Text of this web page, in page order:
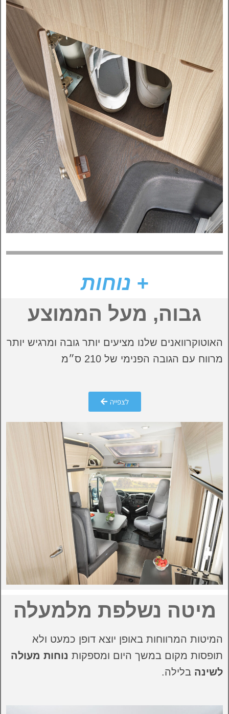
+ נוחות
גבוה, מעל הממוצע
האוטוקרוואנים שלנו מציעים יותר גובה ומרגיש יותר
מרווח עם הגובה הפנימי של 210 ס״מ
לצפייה
מיטה נשלפת מלמעלה
המיטות המרווחות באופן יוצא דופן כמעט ולא
תופסות מקום במשך היום ומספקות נוחות מעולה
לשינה בלילה.